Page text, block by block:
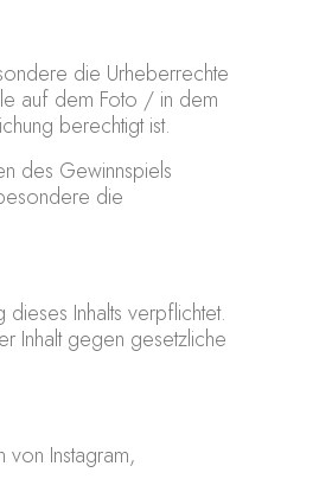
die Urheberrechte
auf dem Foto / in dem
berechtigt ist.
des Gewinnspiels
die
Inhalts verpflichtet.
Inhalt gegen gesetzliche
von Instagram,